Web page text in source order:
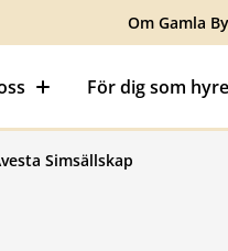
Om Gamla
För dig som
Simsällskap